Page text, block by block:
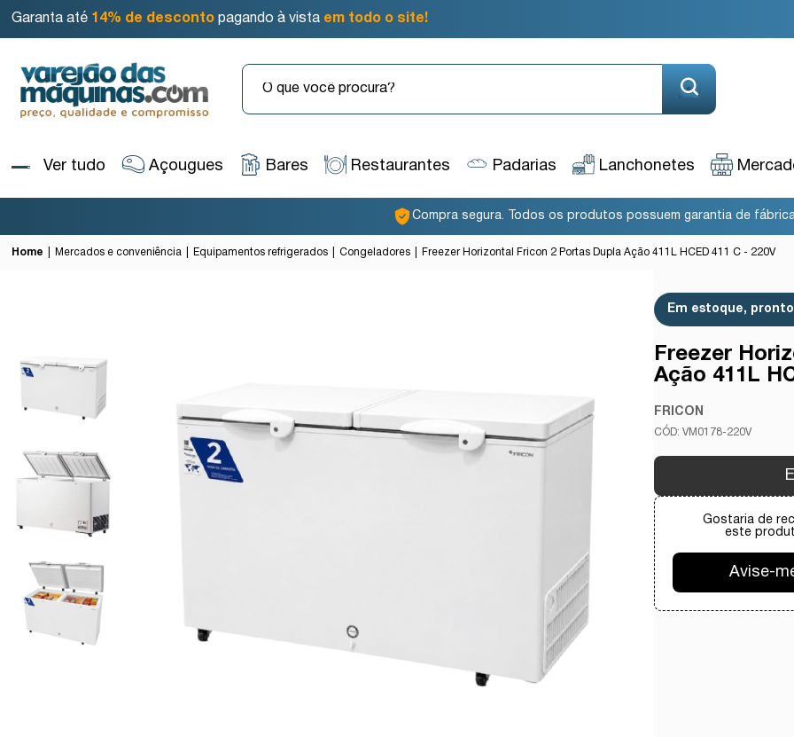
Garanta até 14% de desconto pagando à vista em todo o site!
Ver tudo Açougues Bares Restaurantes Padarias Lanchonetes
Compra segura. Todos os produtos possuem garantia de
Home Mercados e conveniência Equipamentos refrigerados Congeladores Freezer Horizontal Fricon 2 Portas Dupla Ação 411L HCED 411 C - 220V
Em estoque,
Freezer
Ação 411L
FRICON
VM0178-220V
Gostaria de
este
Avise-